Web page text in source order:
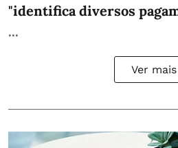
"identifica diversos
...
Ver mais